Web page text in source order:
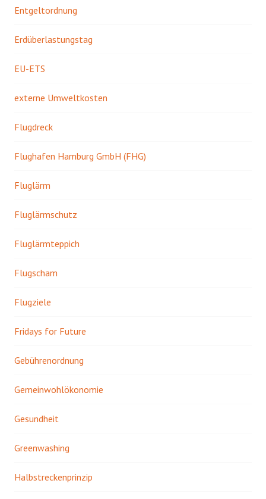
Entgeltordnung
Erdüberlastungstag
EU-ETS
externe Umweltkosten
Flugdreck
Flughafen Hamburg GmbH (FHG)
Fluglärm
Fluglärmschutz
Fluglärmteppich
Flugscham
Flugziele
Fridays for Future
Gebührenordnung
Gemeinwohlökonomie
Gesundheit
Greenwashing
Halbstreckenprinzip